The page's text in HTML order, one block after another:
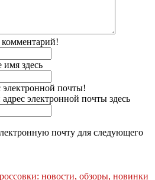
имя здесь
почты!
электронной почты здесь
почту для следующего